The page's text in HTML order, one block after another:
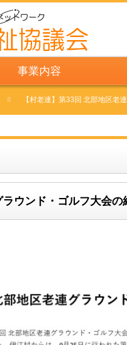
事業内容
【村老連】第33回 北部地区老
ウンド・ゴルフ大会の